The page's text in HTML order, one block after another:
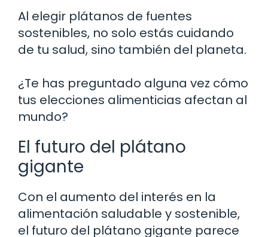
Al elegir plátanos de fuentes
sostenibles, no solo estás cuidando
de tu salud, sino también del planeta.
¿Te has preguntado alguna vez cómo
tus elecciones alimenticias afectan al
mundo?
El futuro del plátano
gigante
Con el aumento del interés en la
alimentación saludable y sostenible,
el futuro del plátano gigante parece